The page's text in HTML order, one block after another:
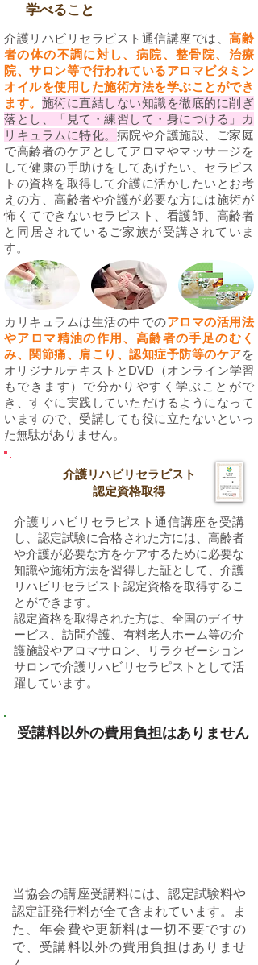
学べること
介護リハビリセラピスト通信講座では、高齢
者の体の不調に対し、病院、整骨院、治療
院、サロン等で行われているアロマビタミン
オイルを使用した施術方法を学ぶことができ
ます。 施術に直結しない知識を徹底的に削ぎ
落とし、「見て・練習して・身につける」カ
リキュラムに特化。 病院や介護施設、ご家庭
で高齢者のケアとしてアロマやマッサージを
して健康の手助けをしてあげたい、セラピス
トの資格を取得して介護に活かしたいとお考
えの方、高齢者や介護が必要な方には施術が
怖くてできないセラピスト、看護師、高齢者
と同居されているご家族が受講されていま
す。
カリキュラムは生活の中でのアロマの活用法
やアロマ精油の作用、高齢者の手足のむく
み、関節痛、肩こり、認知症予防等のケアを
オリジナルテキストとDVD（オンライン学習
もできます）で分かりやすく学ぶことがで
き、すぐに実践していただけるようになって
いますので、受講しても役に立たないといっ
た無駄がありません。
介護リハビリセラピスト
認定資格取得
介護リハビリセラピスト通信講座を受講
し、認定試験に合格された方には、高齢者
や介護が必要な方をケアするために必要な
知識や施術方法を習得した証として、介護
リハビリセラピスト認定資格を取得するこ
とができます。
認定資格を取得された方は、全国のデイサ
ービス、訪問介護、有料老人ホーム等の介
護施設やアロマサロン、リラクゼーション
サロンで介護リハビリセラピストとして活
躍しています。
​受講料以外の費用負担はありません
当協会の講座受講料には、認定試験料や
認定証発行料が全て含まれています。ま
た、年会費や更新料は一切不要ですの
で、受講料以外の費用負担はありませ